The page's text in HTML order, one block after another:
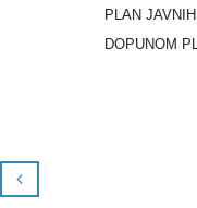
PLAN
DOPUNOM